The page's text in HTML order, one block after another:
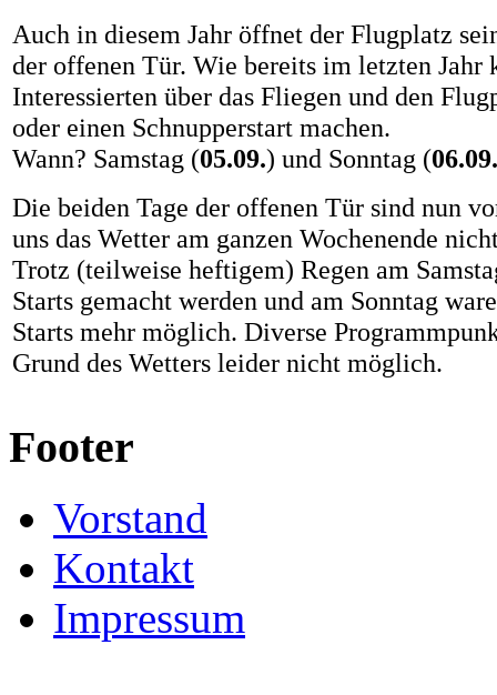
Auch in diesem Jahr öffnet der Flugplatz
der offenen Tür. Wie bereits im letzten Jahr
Interessierten über das Fliegen und den
oder einen Schnupperstart machen.
Wann? Samstag (05.09.) und Sonntag (06.09.
Die beiden Tage der offenen Tür sind nun
uns das Wetter am ganzen Wochenende
Trotz (teilweise heftigem) Regen am
Starts gemacht werden und am Sonntag
Starts mehr möglich. Diverse
Grund des Wetters leider nicht möglich.
Footer
Vorstand
Kontakt
Impressum